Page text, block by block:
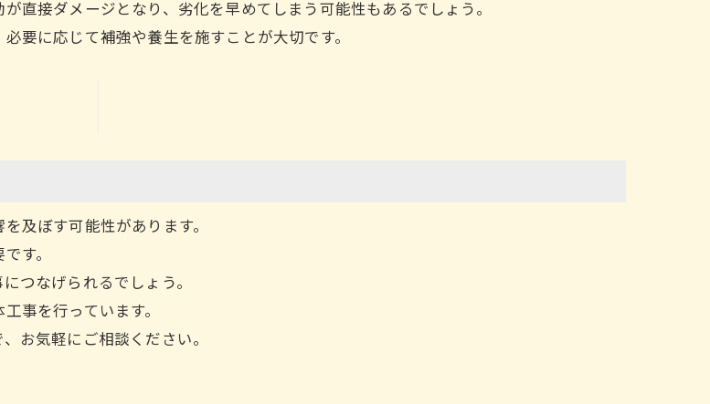
直接ダメージとなり、劣化を早めてしまう可能性もあるでしょう。
要に応じて補強や養生を施すことが大切です。
及ぼす可能性があります。
す。
つなげられるでしょう。
事を行っています。
お気軽にご相談ください。